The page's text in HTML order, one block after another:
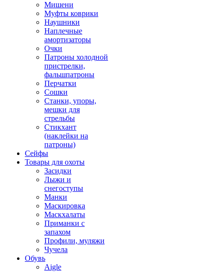
Мишени
Муфты коврики
Наушники
Наплечные
амортизаторы
Очки
Патроны холодной
пристрелки,
фальшпатроны
Перчатки
Сошки
Станки, упоры,
мешки для
стрельбы
Стикхант
(наклейки на
патроны)
Сейфы
Товары для охоты
Засидки
Лыжи и
снегоступы
Манки
Маскировка
Маскхалаты
Приманки с
запахом
Профили, муляжи
Чучела
Обувь
Aigle